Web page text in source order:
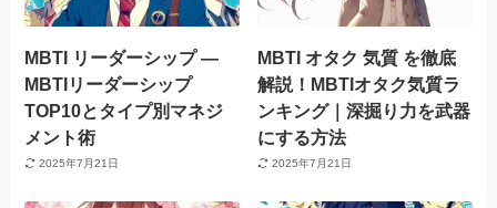
MBTI リーダーシップ —
MBTIリーダーシップ
TOP10とタイプ別マネジ
メント術
2025年7月21日
MBTI オタク 気質 を徹底
解説！MBTIオタク気質ラ
ンキング｜深掘り力を武器
にする方法
2025年7月21日